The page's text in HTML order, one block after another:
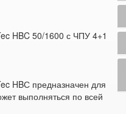
HBC 50/1600 с ЧПУ 4+1
HBС предназначен для
выполняться по всей